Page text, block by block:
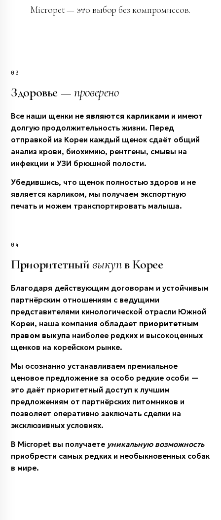
Micropet — это выбор без компромиссов.
03
Здоровье —проверено
Все наши щенки не являются карликами и имеют
долгую продолжительность жизни. Перед
отправкой из Кореи каждый щенок сдаёт общий
анализ крови, биохимию, рентгены, смывы на
инфекции и УЗИ брюшной полости.
Убедившись, что щенок полностью здоров и не
является карликом, мы получаем экспортную
печать и можем транспортировать малыша.
04
Приоритетныйвыкупв Корее
Благодаря действующим договорам и устойчивым
партнёрским отношениям с ведущими
представителями кинологической отрасли Южной
Кореи, наша компания обладает приоритетным
правом выкупанаиболее редких и высокоценных
щенков на корейском рынке.
Мы осознанно устанавливаем премиальное
ценовое предложение за особо редкие особи —
это даёт приоритетный доступ к лучшим
предложениям от партнёрских питомников и
позволяет оперативно заключать сделки на
эксклюзивных условиях.
В Micropet вы получаете уникальную возможность
приобрести самых редких и необыкновенных собак
в мире.